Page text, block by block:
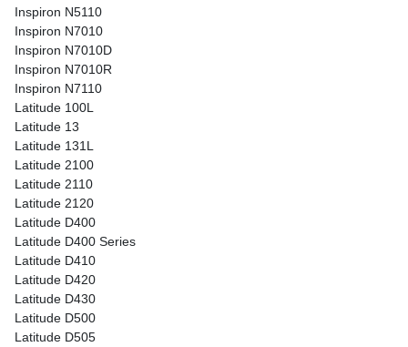
Inspiron N5110
Inspiron N7010
Inspiron N7010D
Inspiron N7010R
Inspiron N7110
Latitude 100L
Latitude 13
Latitude 131L
Latitude 2100
Latitude 2110
Latitude 2120
Latitude D400
Latitude D400 Series
Latitude D410
Latitude D420
Latitude D430
Latitude D500
Latitude D505